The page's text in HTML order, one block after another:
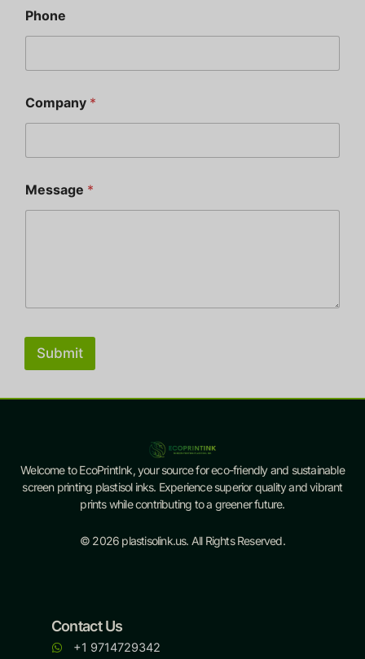
Phone
Company *
Message *
Submit
Welcome to EcoPrintInk, your source for eco-friendly and sustainable
screen printing plastisol inks. Experience superior quality and vibrant
prints while contributing to a greener future.
© 2026 plastisolink.us. All Rights Reserved.
Contact Us
+1 9714729342